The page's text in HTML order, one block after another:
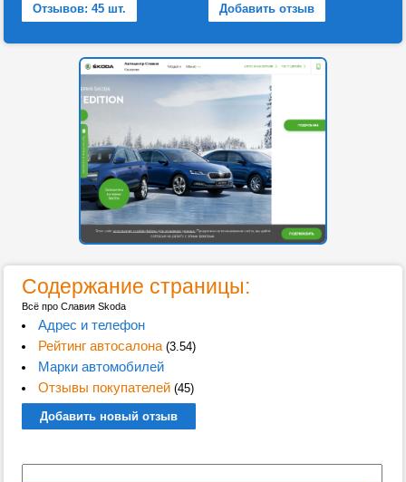
Отзывов: 45 шт. Добавить отзыв
Содержание страницы:
Всё про Славия Skoda
Адрес и телефон
Рейтинг автосалона(3.54)
Марки автомобилей
Отзывы покупателей(45)
Добавить новый отзыв